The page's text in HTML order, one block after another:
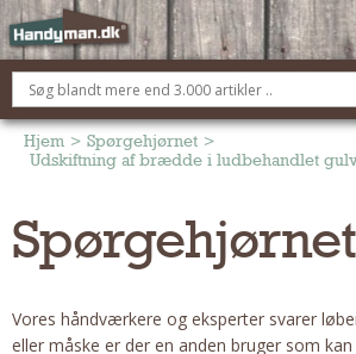
OM HANDYMAN.DK
FÅ 3 TILBUD
ANNONCERING
TØMRER/SNEDKER
Reparation Og Vedligehold
Hjem > Spørgehjørnet >
Udskiftning af brædde i ludbehandlet
Spørgehjørnet
Vores håndværkere og eksperter svarer
eller måske er der en anden bruger som